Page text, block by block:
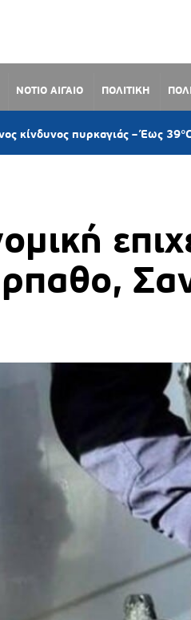
ΝΟΤΙΟ ΑΙΓΑΙΟ ΠΟΛΙΤΙΚΗ
πυρκαγιάς – Έως 39°C το